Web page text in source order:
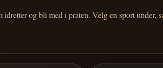
og bli med i praten. Velg en sport under,